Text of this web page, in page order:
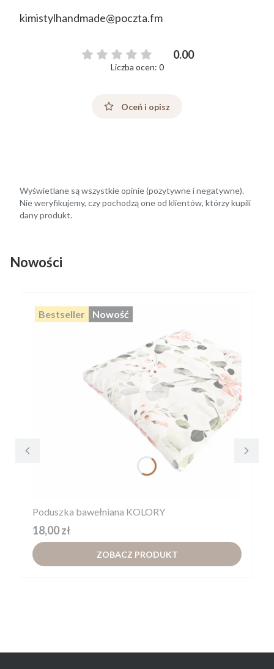
kimistylhandmade@poczta.fm
0.00
Liczba ocen: 0
Oceń i opisz
Wyświetlane są wszystkie opinie (pozytywne i negatywne).
Nie weryfikujemy, czy pochodzą one od klientów, którzy kupili
dany produkt.
Nowości
Bestseller Nowość
Poduszka bawełniana KOLORY
Cena
18,00 zł
ZOBACZ PRODUKT